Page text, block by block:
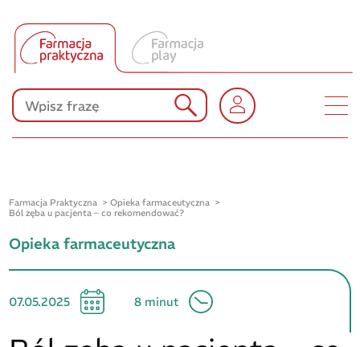
Produkty Polpharmy
KONKURSY
Farmacja Praktyczna
Opieka farmaceutyczna
Ból zęba u pacjenta – co rekomendować?
Opieka farmaceutyczna
07.05.2025 8 minut